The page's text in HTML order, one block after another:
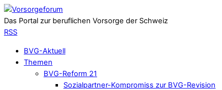
Das Portal zur beruflichen Vorsorge der Schweiz
RSS
BVG-Aktuell
Themen
BVG-Reform 21
Sozialpartner-Kompromiss zur BVG-Revision